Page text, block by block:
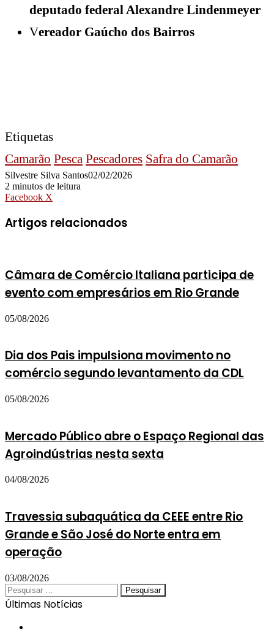
deputado federal Alexandre Lindenmeyer
Vereador Gaúcho dos Bairros
Etiquetas
Camarão Pesca Pescadores Safra do Camarão
Silvestre Silva Santos02/02/2026
2 minutos de leitura
Facebook X
e-
mail
Artigos relacionados
Câmara de Comércio Italiana participa de
evento com empresários em Rio Grande
05/08/2026
Dia dos Pais impulsiona movimento no
comércio segundo levantamento da CDL
05/08/2026
Mercado Público abre o Espaço Regional das
Agroindústrias nesta sexta
04/08/2026
Travessia subaquática da CEEE entre Rio
Grande e São José do Norte entra em
operação
03/08/2026
Pesquisar
por:
Últimas Notícias